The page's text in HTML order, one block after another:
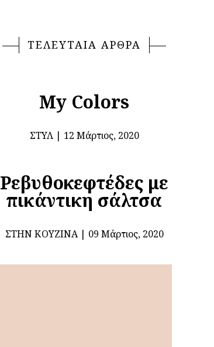
ΤΕΛΕΥΤΑΙΑ ΑΡΘΡΑ
My Colors
ΣΤΥΛ 12 Μάρτιος, 2020
Ρεβυθοκεφτέδες με
πικάντικη σάλτσα
ΣΤΗΝ ΚΟΥΖΊΝΑ 09 Μάρτιος, 2020